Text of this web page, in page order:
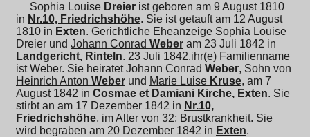
Sophia Louise Dreier ist geboren am 9 August 1810
in Nr.10, Friedrichshöhe. Sie ist getauft am 12 August
1810 in Exten. Gerichtliche Eheanzeige Sophia Louise
Dreier und Johann Conrad Weber am 23 Juli 1842 in
Landgericht, Rinteln. 23 Juli 1842,ihr(e) Familienname
ist Weber. Sie heiratetJohann Conrad Weber, Sohn von
Heinrich Anton Weber und Marie Luise Kruse, am 7
August 1842 in Cosmae et Damiani Kirche, Exten. Sie
stirbt an am 17 Dezember 1842 in Nr.10,
Friedrichshöhe, im Alter von 32; Brustkrankheit. Sie
wird begraben am 20 Dezember 1842 in Exten.